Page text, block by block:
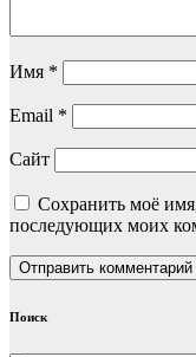
Имя *
Email *
Сайт
Сохранить моё
последующих моих
Поиск